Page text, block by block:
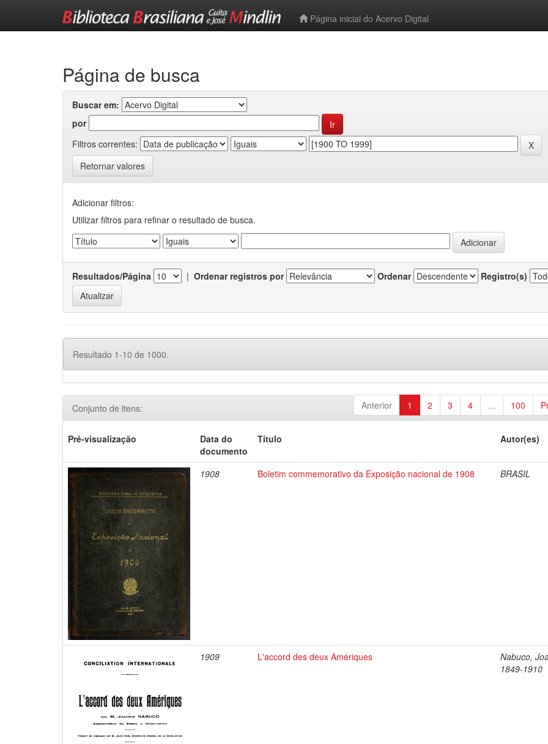
Página inicial do Acervo Digital
Página de busca
Buscar em:
por
Filtros correntes:
Retornar valores
Adicionar filtros:
Utilizar filtros para refinar o resultado de busca.
Resultados/Página | Ordenar registros por Ordenar Registro(s)
Resultado 1-10 de 1000.
Anterior 1 2 3 4 ... 100
Conjunto de itens:
Pré-visualização
Data do
documento
Título Autor(es)
1908 Boletim commemorativo da Exposição nacional de 1908 BRASIL
1909 L'accord des deux Amériques
Nabuco,
1849-1910